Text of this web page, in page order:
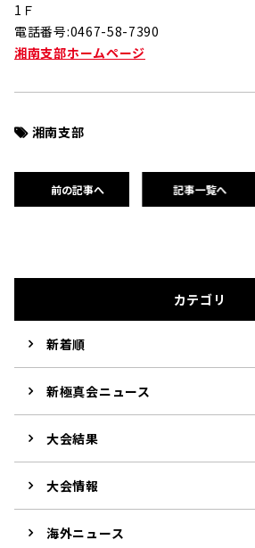
1Ｆ
電話番号:0467-58-7390
湘南支部ホームページ
湘南支部
前の記事へ 記事一覧へ
カテゴリ
新着順
新極真会ニュース
大会結果
大会情報
海外ニュース